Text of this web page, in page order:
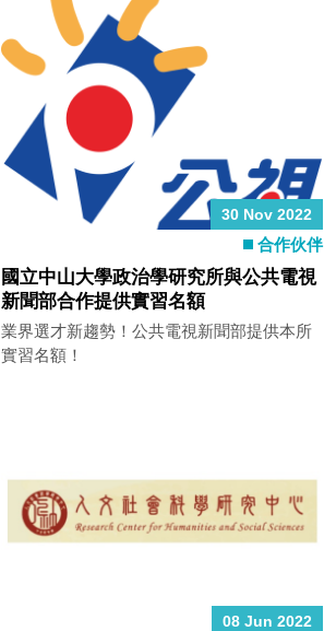
30 Nov 2022
合作伙伴
國立中山大學政治學研究所與公共電視
新聞部合作提供實習名額
業界選才新趨勢！公共電視新聞部提供本所
實習名額！
08 Jun 2022